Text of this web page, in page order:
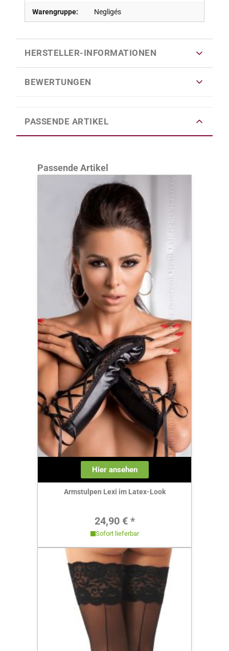
Warengruppe: Negligés
HERSTELLER-INFORMATIONEN
BEWERTUNGEN
PASSENDE ARTIKEL
Produktgalerie überspringen
Passende Artikel
Hier ansehen
Armstulpen Lexi im Latex-Look
Regulärer Preis:
24,90 € *
Sofort lieferbar